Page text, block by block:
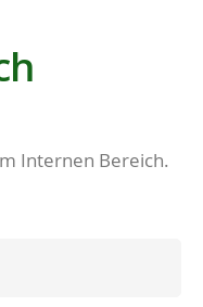
Internen Bereich.